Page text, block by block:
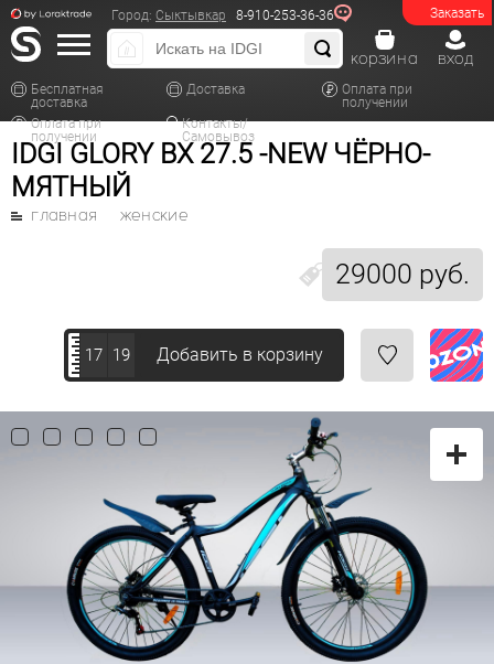
Заказать
Город: Сыктывкар 8-910-253-36-36
Бесплатная
доставка
Доставка
Оплата при
получении
Оплата при
получении
Контакты/
Самовывоз
вход
корзина
IDGI GLORY BX 27.5 -NEW ЧЁРНО-
МЯТНЫЙ
29000 руб.
главная женские
17 19 Добавить в корзину